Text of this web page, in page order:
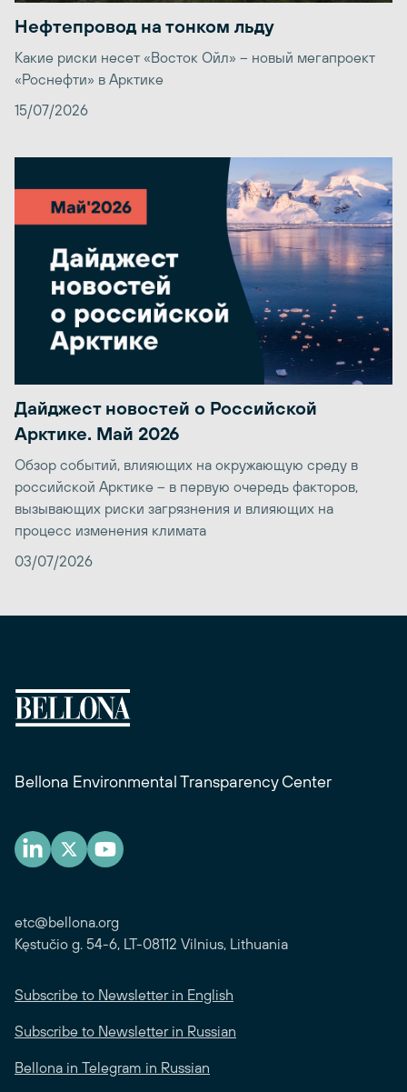
Нефтепровод на тонком льду
Какие риски несет «Восток Ойл» – новый мегапроект
«Роснефти» в Арктике
15/07/2026
Дайджест новостей о Российской
Арктике. Май 2026
Обзор событий, влияющих на окружающую среду в
российской Арктике – в первую очередь факторов,
вызывающих риски загрязнения и влияющих на
процесс изменения климата
03/07/2026
Bellona Environmental Transparency Center
etc@bellona.org
Kęstučio g. 54-6, LT-08112 Vilnius, Lithuania
Subscribe to Newsletter in English
Subscribe to Newsletter in Russian
Bellona in Telegram in Russian